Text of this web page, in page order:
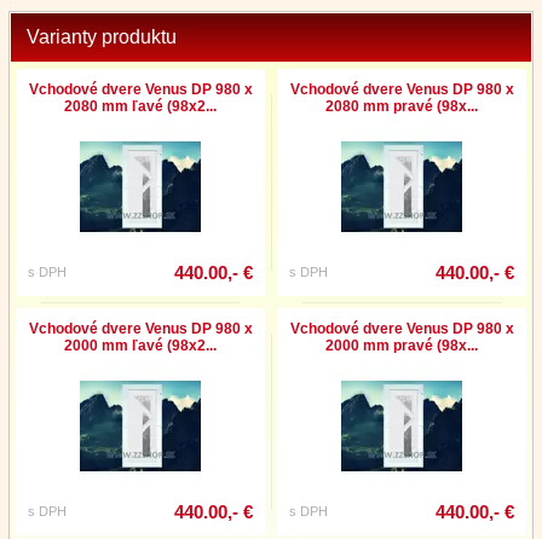
Varianty produktu
Vchodové dvere Venus DP 980 x
2080 mm ľavé (98x2...
s DPH 440.00,- €
Vchodové dvere Venus DP 980 x
2080 mm pravé (98x...
s DPH 440.00,- €
Vchodové dvere Venus DP 980 x
2000 mm ľavé (98x2...
s DPH 440.00,- €
Vchodové dvere Venus DP 980 x
2000 mm pravé (98x...
s DPH 440.00,- €